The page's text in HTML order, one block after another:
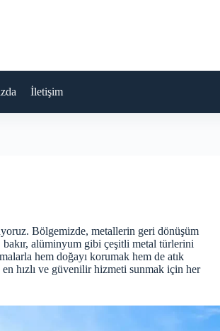
İletişim
Bölgemizde, metallerin geri dönüşüm
bakır, alüminyum gibi çeşitli metal türlerini
hem doğayı korumak hem de atık
hızlı ve güvenilir hizmeti sunmak için her